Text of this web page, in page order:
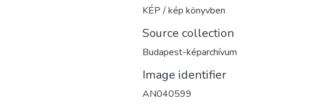
KÉP / kép könyvben
Source collection
Budapest-képarchívum
Image identifier
AN040599